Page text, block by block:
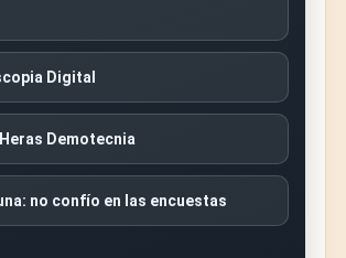
Digital
Demotecnia
no confío en las encuestas